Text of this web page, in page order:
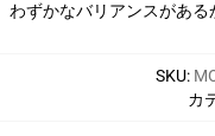
わずかなバリアンスがある
SKU:
カ